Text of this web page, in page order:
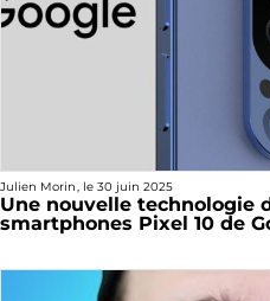
Julien Morin, le 30 juin 2025
Une nouvelle technologie
smartphones Pixel 10 de